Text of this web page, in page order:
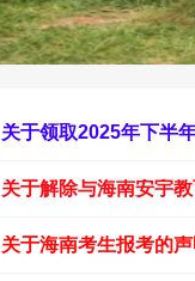
关于领取2025年下半
关于解除与海南安宇
关于海南考生报考的声